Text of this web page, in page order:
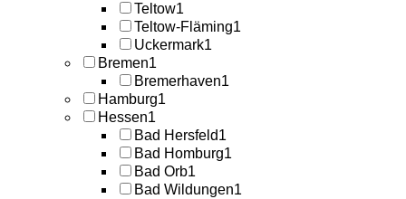
Teltow1
Teltow-Fläming1
Uckermark1
Bremen1
Bremerhaven1
Hamburg1
Hessen1
Bad Hersfeld1
Bad Homburg1
Bad Orb1
Bad Wildungen1